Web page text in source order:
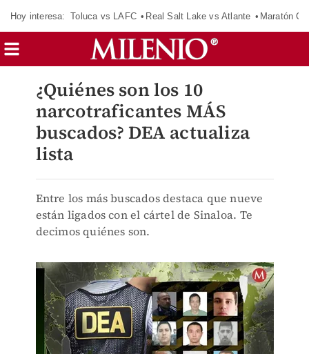
Hoy interesa: Toluca vs LAFC Real Salt Lake vs Atlante Maratón
¿Quiénes son los 10
narcotraficantes MÁS
buscados? DEA actualiza
lista
Entre los más buscados destaca que nueve
están ligados con el cártel de Sinaloa. Te
decimos quiénes son.